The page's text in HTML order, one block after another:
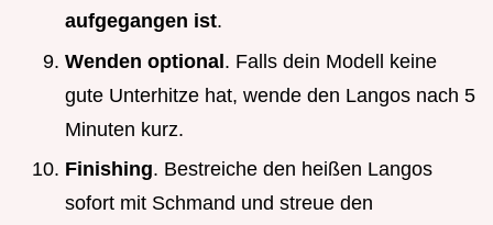
aufgegangen ist.
Wenden optional. Falls dein Modell keine
gute Unterhitze hat, wende den Langos nach 5
Minuten kurz.
Finishing. Bestreiche den heißen Langos
sofort mit Schmand und streue den